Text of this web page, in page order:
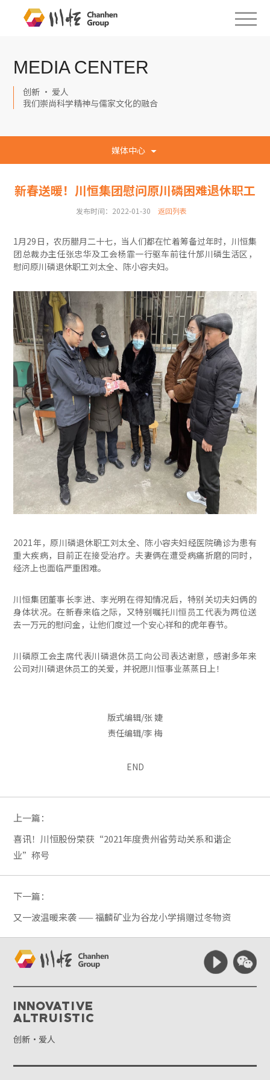
MEDIA CENTER
创新 · 爱人
我们崇尚科学精神与儒家文化的融合
媒体中心
新春送暖！川恒集团慰问原川磷困难退休职工
发布时间：2022-01-30 返回列表
1月29日，农历腊月二十七，当人们都在忙着筹备过年时，川恒集
团总裁办主任张忠华及工会杨霏一行驱车前往什邡川磷生活区，
慰问原川磷退休职工刘太全、陈小容夫妇。
2021年，原川磷退休职工刘太全、陈小容夫妇经医院确诊为患有
重大疾病，目前正在接受治疗。夫妻俩在遭受病痛折磨的同时，
经济上也面临严重困难。
川恒集团董事长李进、李光明在得知情况后，特别关切夫妇俩的
身体状况。在新春来临之际，又特别嘱托川恒员工代表为两位送
去一万元的慰问金，让他们度过一个安心祥和的虎年春节。
川磷原工会主席代表川磷退休员工向公司表达谢意，感谢多年来
公司对川磷退休员工的关爱，并祝愿川恒事业蒸蒸日上！
版式编辑/张 婕
责任编辑/李 梅
END
上一篇：
喜讯！川恒股份荣获“2021年度贵州省劳动关系和谐企
业”称号
下一篇：
又一波温暖来袭 —— 福麟矿业为谷龙小学捐赠过冬物资
Innovative
Altruistic
创新·爱人